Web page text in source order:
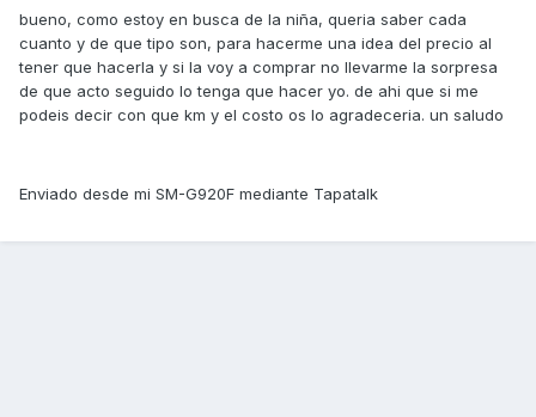
bueno, como estoy en busca de la niña, queria saber cada
cuanto y de que tipo son, para hacerme una idea del precio al
tener que hacerla y si la voy a comprar no llevarme la sorpresa
de que acto seguido lo tenga que hacer yo. de ahi que si me
podeis decir con que km y el costo os lo agradeceria. un saludo
Enviado desde mi SM-G920F mediante Tapatalk